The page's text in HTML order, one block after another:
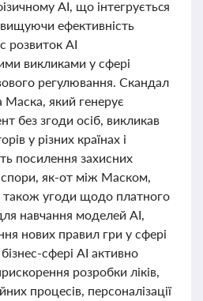
AI, що інтегрується
ефективність
розвиток AI
викликами у сфері
регулювання. Скандал
Маска, який генерує
без згоди осіб, викликав
у різних країнах і
посилення захисних
як-от між Маском,
угоди щодо платного
навчання моделей AI,
нових правил гри у сфері
сфері AI активно
розробки ліків,
процесів, персоналізації